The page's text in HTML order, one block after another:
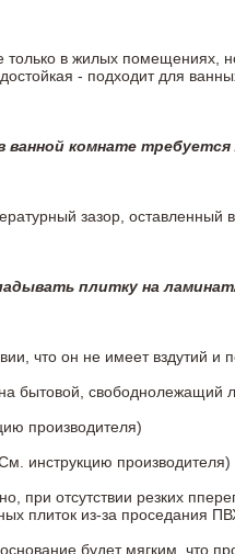
только в жилых помещениях,
- подходит для
ванной комнате
зазор,
плитку на
что он не имеет вздутий
бытовой, свободнолежащий
производителя)
инструкцию производителя)
при отсутствии резких
плиток из-за проседания
будет мягким, что